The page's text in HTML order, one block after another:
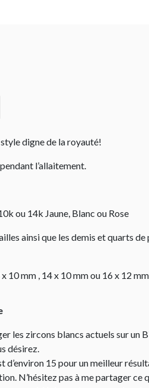
digne de la royauté!
l’allaitement.
ou 14k Jaune, Blanc ou Rose
ainsi que les demis et quarts
10 mm , 14 x 10 mm ou 16 x 12 mm
les zircons blancs actuels sur un
désirez.
15 pour un meilleur
N’hésitez pas à me partager ce